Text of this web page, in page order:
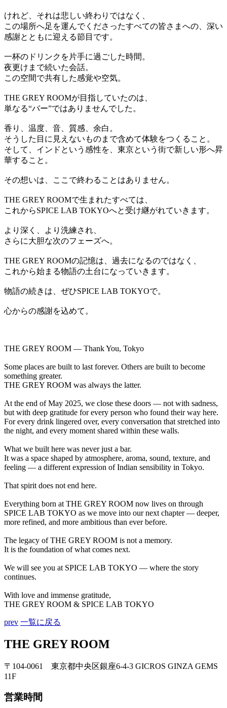
けれど、それは悲しい終わりではなく、
この場所へ足を運んでくださったすべての皆さまへの、深い
感謝とともに迎える節目です。
一杯のドリンクを片手に過ごした時間。
夜更けまで続いた会話。
この空間で共有した感覚や空気。
THE GREY ROOMが目指していたのは、
単なる“バー”ではありませんでした。
香り、温度、音、質感、余白。
そうした目に見えないものまで含めて体験をつくること。
そして、インドという感性を、東京という街で新しい形へ昇
華すること。
その想いは、ここで終わることはありません。
THE GREY ROOMで生まれたすべては、
これからSPICE LAB TOKYOへと受け継がれていきます。
より深く、より洗練され、
さらに大胆な次のフェーズへ。
THE GREY ROOMの記憶は、過去になるのではなく、
これから始まる物語の土台になっていきます。
物語の続きは、ぜひSPICE LAB TOKYOで。
心からの感謝を込めて。
THE GREY ROOM — Thank You, Tokyo
Some places are built to last forever. Others are built to become
something greater.
THE GREY ROOM was always the latter.
At the end of May 2025, we close these doors — not with sadness,
but with deep gratitude for every person who found their way here.
For every drink lingered over, every conversation that stretched into
the night, and every moment shared within these walls.
What we built here was never just a bar.
It was a space shaped by atmosphere, aroma, sound, texture, and
feeling — a different expression of Indian sensibility in Tokyo.
That spirit does not end here.
Everything born at THE GREY ROOM now lives on through
SPICE LAB TOKYO as we move into our next chapter — deeper,
more refined, and more ambitious than ever before.
The legacy of THE GREY ROOM is not a memory.
It is the foundation of what comes next.
We will see you at SPICE LAB TOKYO — where the story
continues.
With love and immense gratitude,
THE GREY ROOM & SPICE LAB TOKYO
prev ⼀覧に戻る
THE GREY ROOM
〒104-0061 東京都中央区銀座6-4-3 GICROS GINZA GEMS
11F
営業時間